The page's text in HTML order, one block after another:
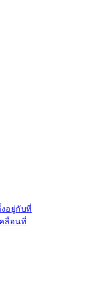
อยู่กับที่
ลื่อนที่